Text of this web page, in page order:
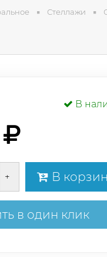
Стеллажи
В
+ В
в один клик